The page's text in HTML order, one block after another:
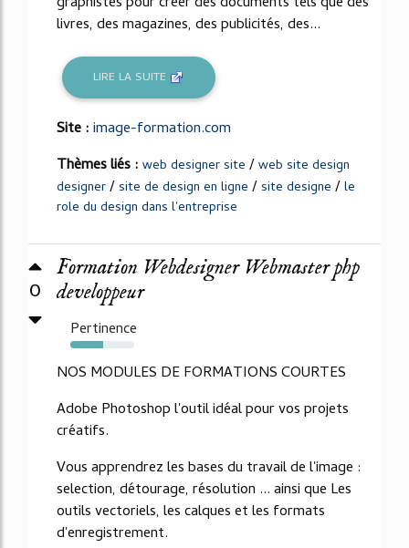
livres, des magazines, des publicités, des...
LIRE LA SUITE
Site :image-formation.com
Thèmes liés : web designer site /web site design
designer/site de design en ligne /site designe /le
role du design dans l'entreprise
0
Formation Webdesigner Webmaster php
developpeur
Pertinence
52%
NOS MODULES DE FORMATIONS COURTES
Adobe Photoshop l'outil idéal pour vos projets
créatifs.
Vous apprendrez les bases du travail de l'image :
selection, détourage, résolution ... ainsi que Les
outils vectoriels, les calques et les formats
d'enregistrement.